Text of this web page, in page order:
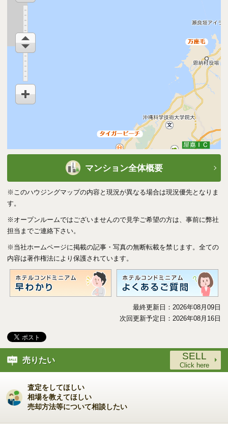
※2018年8月：専有部分リフォーム・補修等実施済（タタミコーナー畳
交換、床張替、全室クロス張替、キッチン・ユニットバス・洗面台・ト
イレ交換）。
管理
管理会社
管理形態・方式
引渡
ホテルサンセットヒル
マンション全体概要
※このハウジングマップの内容と現況が異なる場合は現況優先となりま
す。
※オープンルームではございませんので見学ご希望の方は、事前に弊社
担当までご連絡下さい。
※当社ホームページに掲載の記事・写真の無断転載を禁じます。全ての
内容は著作権法により保護されています。
最終更新日：2026年08月09日
次回更新予定日：2026年08月16日
売りたい SELL
Click here
査定をしてほしい
相場を教えてほしい
売却方法等について相談したい